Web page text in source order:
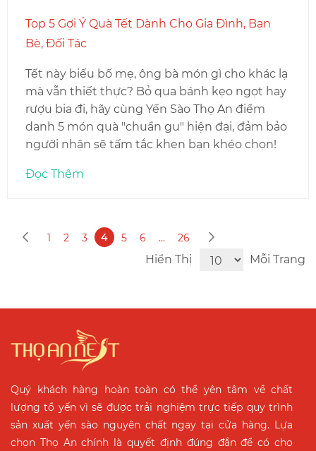
Top 5 Gợi Ý Quà Tết Dành Cho Gia Đình, Bạn
Bè, Đối Tác
Tết này biếu bố mẹ, ông bà món gì cho khác lạ
mà vẫn thiết thực? Bỏ qua bánh kẹo ngọt hay
rượu bia đi, hãy cùng Yến Sào Thọ An điểm
danh 5 món quà "chuẩn gu" hiện đại, đảm bảo
người nhận sẽ tấm tắc khen bạn khéo chọn!
Đọc Thêm
Trang Trang
Trước
Trang
1 Trang
2 Trang
3 Bạn đang đọc trang
4 Trang
5 Trang
6 ... Trang
26
Hiển Thị Mỗi Trang
Quý khách hàng hoàn toàn có thể yên tâm về chất
lượng tổ yến vì sẽ được trải nghiệm trực tiếp quy trình
sản xuất yến sào nguyên chất ngay tại cửa hàng. Lựa
chọn Thọ An chính là quyết định đúng đắn để có cho